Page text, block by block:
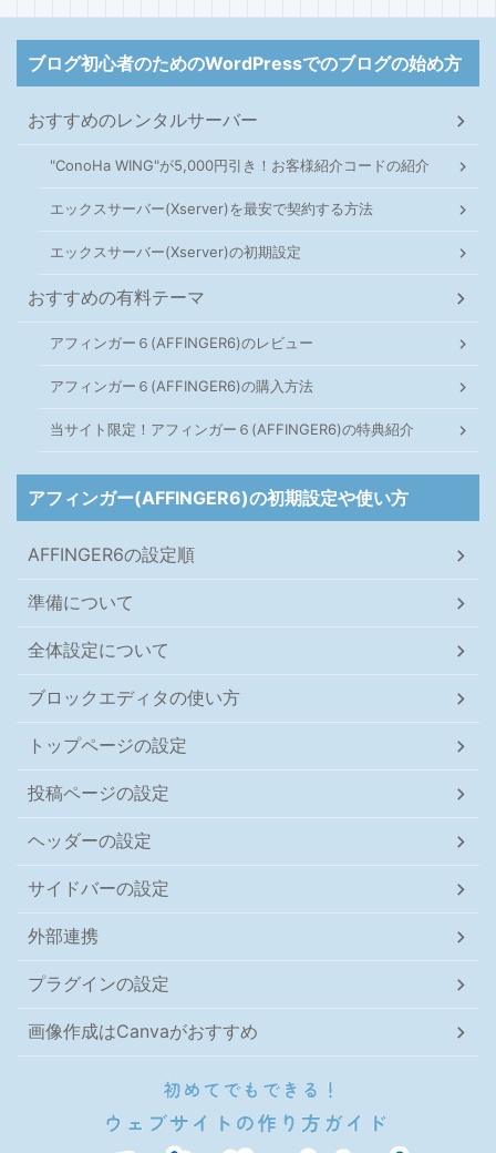
ブログ初心者のためのWordPressでのブログの始め方
おすすめのレンタルサーバー
"ConoHa WING"が5,000円引き！お客様紹介コードの紹介
エックスサーバー(Xserver)を最安で契約する方法
エックスサーバー(Xserver)の初期設定
おすすめの有料テーマ
アフィンガー６(AFFINGER6)のレビュー
アフィンガー６(AFFINGER6)の購入方法
当サイト限定！アフィンガー６(AFFINGER6)の特典紹介
アフィンガー(AFFINGER6)の初期設定や使い方
AFFINGER6の設定順
準備について
全体設定について
ブロックエディタの使い方
トップページの設定
投稿ページの設定
ヘッダーの設定
サイドバーの設定
外部連携
プラグインの設定
画像作成はCanvaがおすすめ